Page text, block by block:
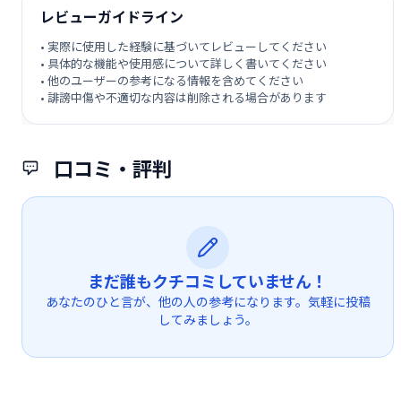
口コミ・評判
まだ誰もクチコミしていません！
あなたのひと言が、他の人の参考になります。気軽に投稿
してみましょう。
レビューガイドライン
• 実際に使用した経験に基づいてレビューしてください
• 具体的な機能や使用感について詳しく書いてください
• 他のユーザーの参考になる情報を含めてください
• 誹謗中傷や不適切な内容は削除される場合があります